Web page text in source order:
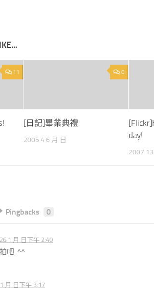
11 0
[日記]畢業典禮
2005 4 6 月 日
day!
2007 13
Pingbacks 0
1 月 日下午 2:40
吧..^^
月 日下午 3:17